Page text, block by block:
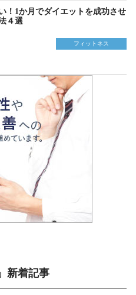
！1か月でダイエットを成功させ
４選
フィットネス
新着記事